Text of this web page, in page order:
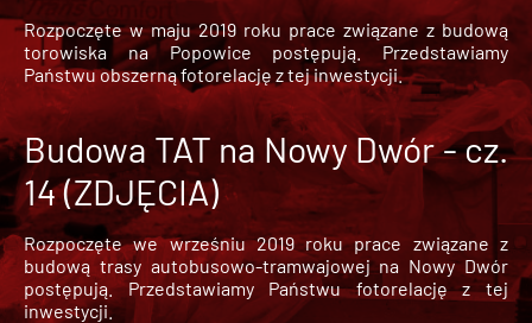
Rozpoczęte w maju 2019 roku prace związane z budową
torowiska na Popowice
postępują. Przedstawiamy
Państwu obszerną fotorelację z tej inwestycji.
Budowa TAT na Nowy Dwór - cz.
14 (ZDJĘCIA)
Rozpoczęte we wrześniu 2019 roku prace związane z
budową trasy autobusowo-tramwajowej na Nowy Dwór
postępują. Przedstawiamy Państwu fotorelację z tej
inwestycji.